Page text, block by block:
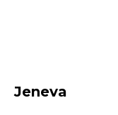
Jeneva